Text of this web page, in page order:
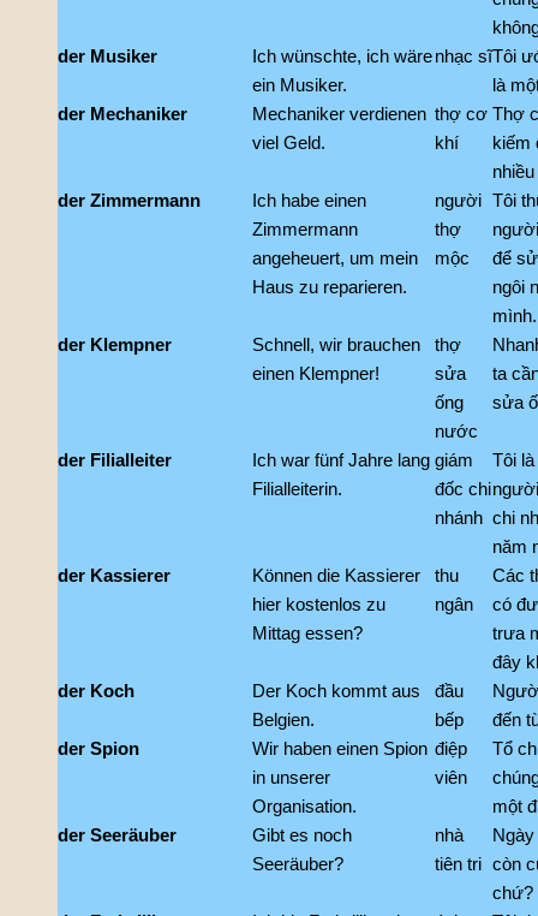
der Musiker
Ich wünschte, ich wäre
ein Musiker.
nhạc sĩTôi
là
der Mechaniker
Mechaniker verdienen
viel Geld.
thợ cơ
khí
Thợ
kiếm
der Zimmermann
Ich habe einen
Zimmermann
angeheuert, um mein
Haus zu reparieren.
người
thợ
mộc
Tôi
để
ngôi
mình.
der Klempner
Schnell, wir brauchen
einen Klempner!
thợ
sửa
ống
nước
ta
sửa
der Filialleiter
Ich war fünf Jahre lang
Filialleiterin.
giám
đốc chi
nhánh
Tôi
chi
năm
der Kassierer
Können die Kassierer
hier kostenlos zu
Mittag essen?
thu
ngân
Các
có
trưa
đây
der Koch
Der Koch kommt aus
Belgien.
đầu
bếp
đến
der Spion
Wir haben einen Spion
in unserer
Organisation.
điệp
viên
Tổ
một
der Seeräuber
Gibt es noch
Seeräuber?
nhà
tiên tri còn
chứ?